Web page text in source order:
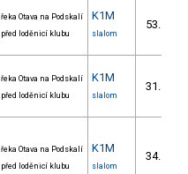
řeka Otava na Podskalí
před loděnicí klubu
K1M
slalom
53.
řeka Otava na Podskalí
před loděnicí klubu
K1M
slalom
31.
řeka Otava na Podskalí
před loděnicí klubu
K1M
slalom
34.